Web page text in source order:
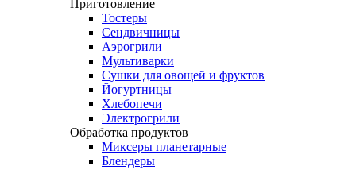
Приготовление
Тостеры
Сендвичницы
Аэрогрили
Мультиварки
Сушки для овощей и фруктов
Йогуртницы
Хлебопечи
Электрогрили
Обработка продуктов
Миксеры планетарные
Блендеры